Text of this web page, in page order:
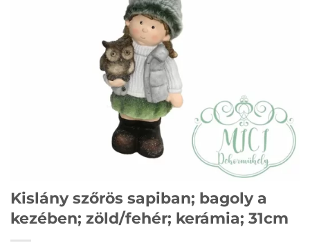
Kislány szőrös sapiban; bagoly a
kezében; zöld/fehér; kerámia; 31cm